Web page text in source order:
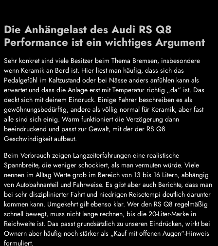
Die Anhängelast des Audi RS Q8
Performance ist ein wichtiges Argument
Sehr konkret sind viele Besitzer beim Thema Bremsen, insbesondere
wenn Keramik an Bord ist. Hier liest man häufig, dass sich das
Pedalgefühl im Kaltzustand oder bei Nässe anders anfühlen kann als
erwartet und dass die Anlage erst mit Temperatur richtig „da“ ist. Das
deckt sich mit deinem Eindruck. Einige Fahrer beschreiben es als
gewöhnungsbedürftig, andere als völlig normal für Keramik, aber fast
alle sind sich einig. Warm funktioniert die Verzögerung dann
beeindruckend und passt zur Gewalt, mit der der RS Q8
Geschwindigkeit aufbaut.
Beim Verbrauch zeigen Langzeiterfahrungen eine realistische
Spannbreite, die weniger schockiert, als man vermuten würde. Viele
nennen im Alltag Werte grob im Bereich von 13 bis 16 Litern, abhängig
von Autobahnanteil und Fahrweise. Es gibt aber auch Berichte, dass man
bei sehr disziplinierter Fahrt und niedrigen Reisetempi deutlich darunter
kommen kann. Umgekehrt gilt ebenso klar. Wer den RS Q8 regelmäßig
schnell bewegt, muss nicht lange rechnen, bis die 20-Liter-Marke in
Reichweite ist. Das passt grundsätzlich zu unseren Eindrücken, wirkt bei
Ownern aber häufig noch stärker als „Kauf mit offenen Augen“-Hinweis
formuliert.